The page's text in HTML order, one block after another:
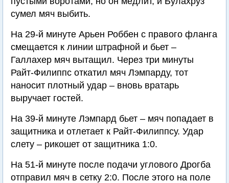
сумел мяч выбить.
На 29-й минуте Арьен Роббен с правого фланга
смещается к линии штрафной и бьет –
Галлахер мяч вытащил. Через три минуты
Райт-Филиппс откатил мяч Лэмпарду, тот
наносит плотный удар – вновь вратарь
выручает гостей.
На 39-й минуте Лэмпард бьет – мяч попадает в
защитника и отлетает к Райт-Филиппсу. Удар
слету – рикошет от защитника 1:0.
На 51-й минуте после подачи углового Дрогба
отправил мяч в сетку 2:0. После этого на поле